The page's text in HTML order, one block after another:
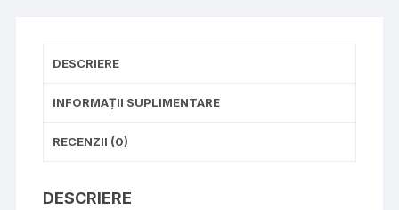
m,DESCRIERE
INFORMAȚII SUPLIMENTARE
RECENZII (0)
DESCRIERE